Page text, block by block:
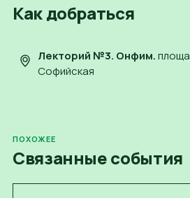
Как добраться
Лекторий №3. Онфим.
Софийская
ПОХОЖЕЕ
Связанные события